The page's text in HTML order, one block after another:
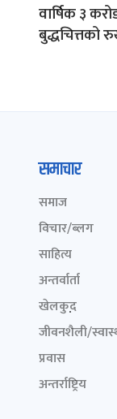
वार्षिक ३
बुद्धचित्तको
समाचार
समाज
विचार/ब्लग
साहित्य
अन्तर्वार्ता
खेलकुद़़
जीवनशैली/
प्रवास
अन्तर्राष्ट्रिय